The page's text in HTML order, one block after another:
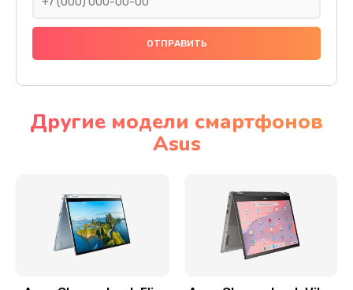
Сбор/Разбор
Чистка динамика и микрофонов (с разбором)
Замена кнопки Home (домой)
Другие модели смартфонов
Asus